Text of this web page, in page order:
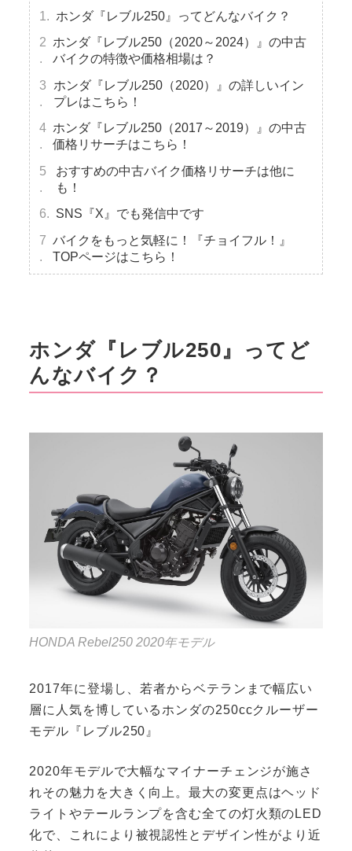
ホンダ『レブル250』ってどんなバイク？
ホンダ『レブル250（2020～2024）』の中古
バイクの特徴や価格相場は？
ホンダ『レブル250（2020）』の詳しいイン
プレはこちら！
ホンダ『レブル250（2017～2019）』の中古
価格リサーチはこちら！
おすすめの中古バイク価格リサーチは他に
も！
SNS『X』でも発信中です
バイクをもっと気軽に！『チョイフル！』
TOPページはこちら！
ホンダ『レブル250』ってど
んなバイク？
HONDA Rebel250 2020年モデル
2017年に登場し、若者からベテランまで幅広い
層に人気を博しているホンダの250ccクルーザー
モデル『レブル250』
2020年モデルで大幅なマイナーチェンジが施さ
れその魅力を大きく向上。最大の変更点はヘッド
ライトやテールランプを含む全ての灯火類のLED
化で、これにより被視認性とデザイン性がより近